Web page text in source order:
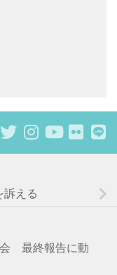
訴える
会 最終報告に動